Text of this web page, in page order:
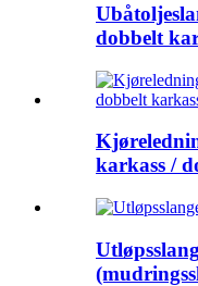
dobbelt
karkass /